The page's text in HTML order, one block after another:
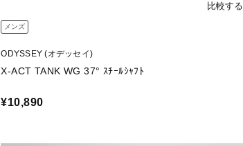
比較する
メンズ
ODYSSEY (オデッセイ)
X-ACT TANK WG 37° ｽﾁｰﾙｼｬﾌﾄ
¥10,890